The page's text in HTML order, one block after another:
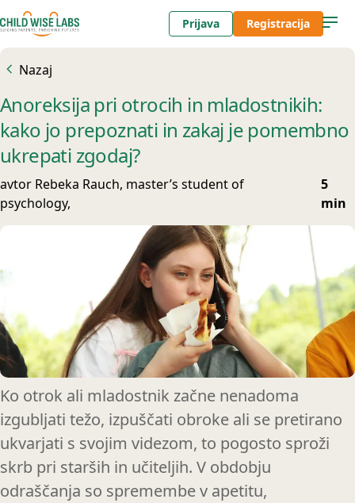
Prijava Registracija
Nazaj
Anoreksija pri otrocih in mladostnikih:
kako jo prepoznati in zakaj je pomembno
ukrepati zgodaj?
avtor Rebeka Rauch, master’s student of
psychology,
5
min
Ko otrok ali mladostnik začne nenadoma
izgubljati težo, izpuščati obroke ali se pretirano
ukvarjati s svojim videzom, to pogosto sproži
skrb pri starših in učiteljih. V obdobju
odraščanja so spremembe v apetitu,